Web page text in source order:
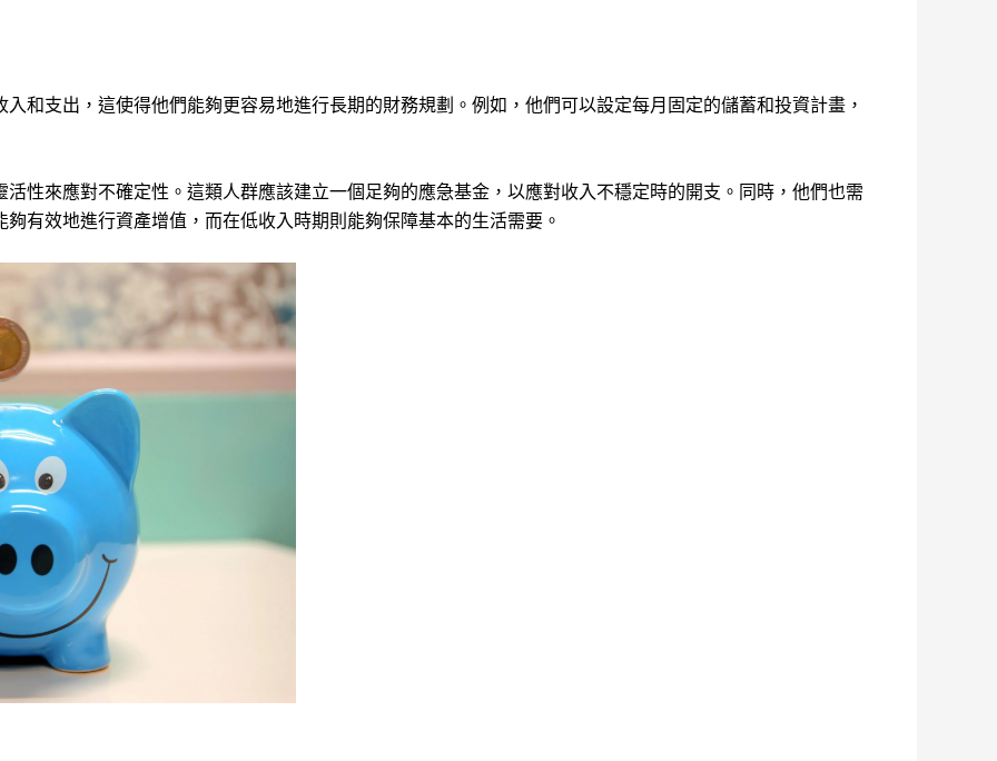
和支出，這使得他們能夠更容易地進行長期的財務規劃。例如，他們可以設定每月固定的儲蓄和投資計畫，
性來應對不確定性。這類人群應該建立一個足夠的應急基金，以應對收入不穩定時的開支。同時，他們也需
有效地進行資產增值，而在低收入時期則能夠保障基本的生活需要。